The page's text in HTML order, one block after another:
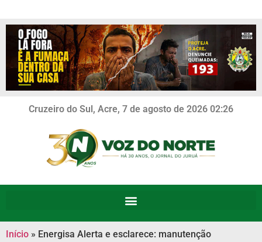
Cruzeiro do Sul, Acre, 7 de agosto de 2026 02:26
Início » Energisa Alerta e esclarece: manutenção